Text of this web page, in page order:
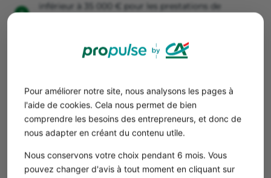
Pour améliorer notre site, nous analysons les pages à
l'aide de cookies. Cela nous permet de bien
comprendre les besoins des entrepreneurs, et donc de
nous adapter en créant du contenu utile.
Nous conservons votre choix pendant 6 mois. Vous
pouvez changer d'avis à tout moment en cliquant sur
inférieur à 35 000 € pour les prestations de
Possibilité de cumuler l’activité artisanale avec une
Option pour le versement libératoire de l'impôt sur
Impossible de déduire ses frais professionnels
(matières premières, équipement, frais de
déplacement, loyer de l’atelier…).